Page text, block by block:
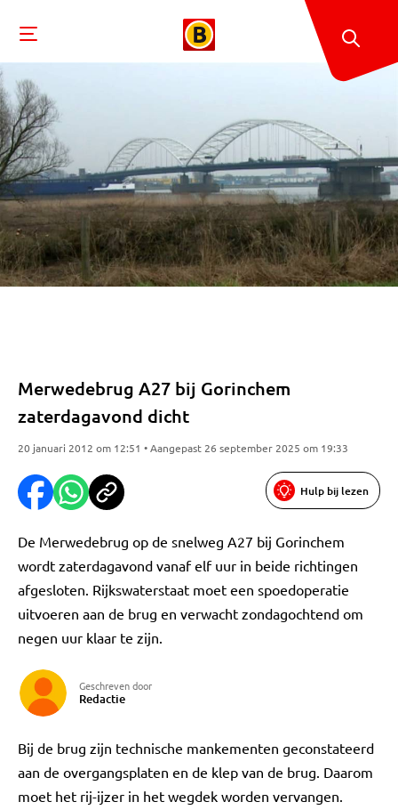
Merwedebrug A27 bij Gorinchem
zaterdagavond dicht
20 januari 2012 om 12:51 • Aangepast 26 september 2025 om 19:33
Hulp bij lezen
De Merwedebrug op de snelweg A27 bij Gorinchem
wordt zaterdagavond vanaf elf uur in beide richtingen
afgesloten. Rijkswaterstaat moet een spoedoperatie
uitvoeren aan de brug en verwacht zondagochtend om
negen uur klaar te zijn.
Geschreven door
Redactie
Bij de brug zijn technische mankementen geconstateerd
aan de overgangsplaten en de klep van de brug. Daarom
moet het rij-ijzer in het wegdek worden vervangen.